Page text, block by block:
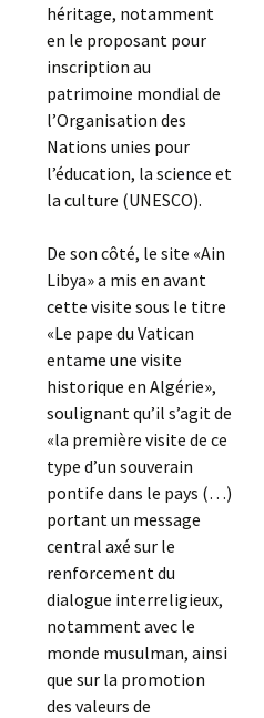
héritage, notamment
en le proposant pour
inscription au
patrimoine mondial de
l’Organisation des
Nations unies pour
l’éducation, la science et
la culture (UNESCO).
De son côté, le site «Ain
Libya» a mis en avant
cette visite sous le titre
«Le pape du Vatican
entame une visite
historique en Algérie»,
soulignant qu’il s’agit de
«la première visite de ce
type d’un souverain
pontife dans le pays (…)
portant un message
central axé sur le
renforcement du
dialogue interreligieux,
notamment avec le
monde musulman, ainsi
que sur la promotion
des valeurs de